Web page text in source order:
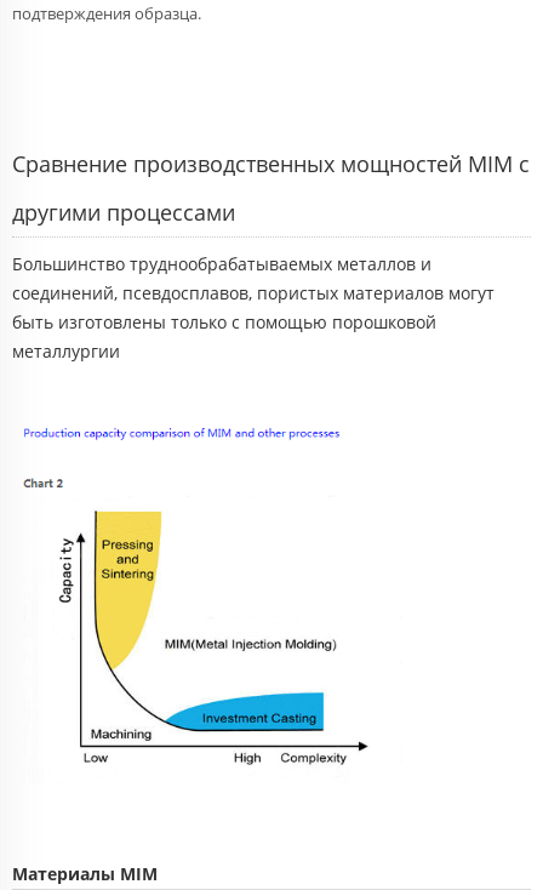
подтверждения образца.
Сравнение производственных мощностей MIM с
другими процессами
Большинство труднообрабатываемых металлов и
соединений, псевдосплавов, пористых материалов могут
быть изготовлены только с помощью порошковой
металлургии
Материалы MIM